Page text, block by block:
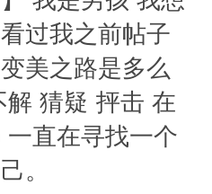
过我之前帖子
美之路是多么
猜疑 抨击 在
直在寻找一个
。